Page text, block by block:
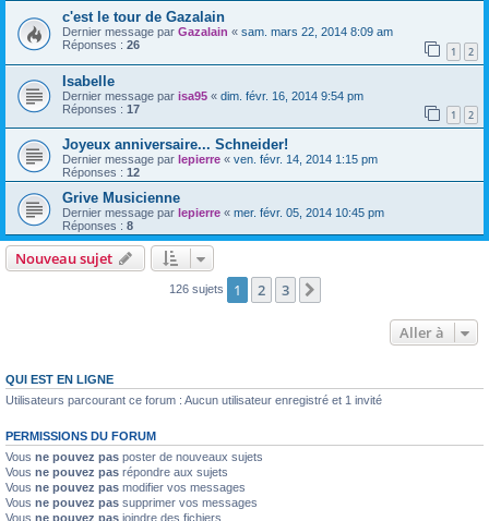
c'est le tour de Gazalain
Dernier message par Gazalain « sam. mars 22, 2014 8:09 am
Réponses : 26 1 2
Isabelle
Dernier message par isa95 « dim. févr. 16, 2014 9:54 pm
Réponses : 17 1 2
Joyeux anniversaire... Schneider!
Dernier message par lepierre « ven. févr. 14, 2014 1:15 pm
Réponses : 12
Grive Musicienne
Dernier message par lepierre « mer. févr. 05, 2014 10:45 pm
Réponses : 8
Nouveau sujet
126 sujets 1 2 3
Aller à
QUI EST EN LIGNE
Utilisateurs parcourant ce forum : Aucun utilisateur enregistré et 1 invité
PERMISSIONS DU FORUM
Vous ne pouvez pas poster de nouveaux sujets
Vous ne pouvez pas répondre aux sujets
Vous ne pouvez pas modifier vos messages
Vous ne pouvez pas supprimer vos messages
Vous ne pouvez pas joindre des fichiers